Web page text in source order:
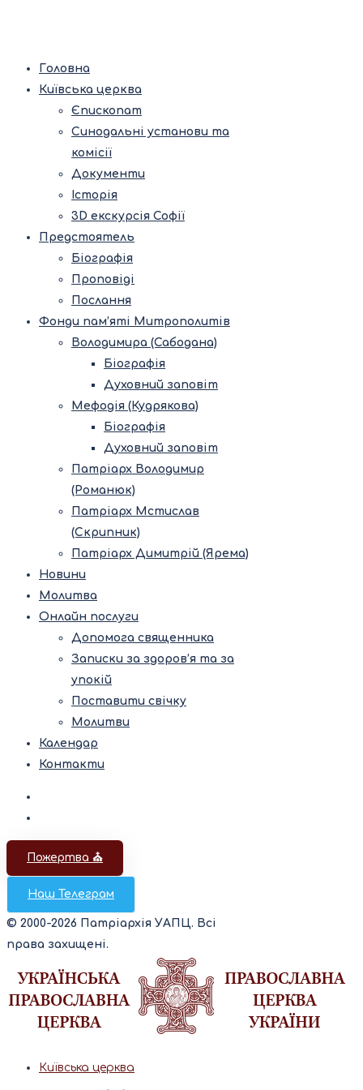
Головна
Київська церква
Єпископат
Синодальні установи та
комісії
Документи
Історія
3D екскурсія Софії
Предстоятель
Біографія
Проповіді
Послання
Фонди пам’яті Митрополитів
Володимира (Сабодана)
Біографія
Духовний заповіт
Мефодія (Кудрякова)
Біографія
Духовний заповіт
Патріарх Володимир
(Романюк)
Патріарх Мстислав
(Скрипник)
Патріарх Димитрій (Ярема)
Новини
Молитва
Онлайн послуги
Допомога священника
Записки за здоров’я та за
упокій
Поставити свічку
Молитви
Календар
Контакти
Пожертва ⛪️
Наш Телеграм
© 2000-2026 Патріархія УАПЦ. Всі
права захищені.
Київська церква